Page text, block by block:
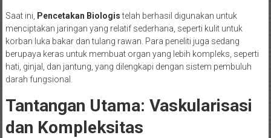
Saat ini, Pencetakan Biologistelah berhasil digunakan untuk
menciptakan jaringan yang relatif sederhana, seperti kulit untuk
korban luka bakar dan tulang rawan. Para peneliti juga sedang
berupaya keras untuk membuat organ yang lebih kompleks, seperti
hati, ginjal, dan jantung, yang dilengkapi dengan sistem pembuluh
darah fungsional.
Tantangan Utama: Vaskularisasi
dan Kompleksitas